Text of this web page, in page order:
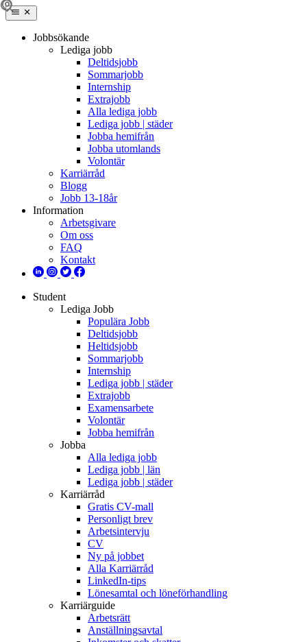
Jobbsökande
Lediga jobb
Deltidsjobb
Sommarjobb
Internship
Extrajobb
Alla lediga jobb
Lediga jobb | städer
Jobba hemifrån
Jobba utomlands
Volontär
Karriärråd
Blogg
Jobb 13-18år
Information
Arbetsgivare
Om oss
FAQ
Kontakt
Student
Lediga Jobb
Populära Jobb
Deltidsjobb
Heltidsjobb
Sommarjobb
Internship
Lediga jobb | städer
Extrajobb
Examensarbete
Volontär
Jobba hemifrån
Jobba
Alla lediga jobb
Lediga jobb | län
Lediga jobb | städer
Karriärråd
Gratis CV-mall
Personligt brev
Arbetsintervju
CV
Ny på jobbet
Alla Karriärråd
LinkedIn-tips
Lönesamtal och löneförhandling
Karriärguide
Arbetsrätt
Anställningsavtal